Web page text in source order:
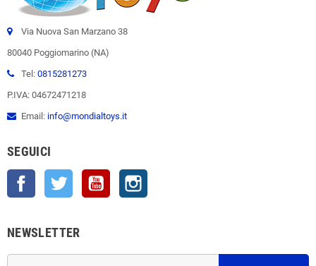
Via Nuova San Marzano 38
80040 Poggiomarino (NA)
Tel: 0815281273
P.IVA: 04672471218
Email: info@mondialtoys.it
SEGUICI
Facebook Twitter YouTube
NEWSLETTER